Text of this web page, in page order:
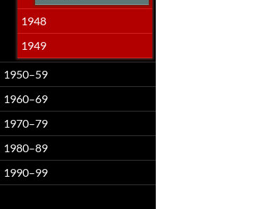
1948
1949
1950–59
1960–69
1970–79
1980–89
1990–99